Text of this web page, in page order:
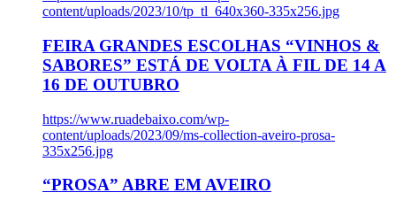
content/uploads/2023/10/tp_tl_640x360-335x256.jpg
FEIRA GRANDES ESCOLHAS “VINHOS &
SABORES” ESTÁ DE VOLTA À FIL DE 14 A
16 DE OUTUBRO
https://www.ruadebaixo.com/wp-
content/uploads/2023/09/ms-collection-aveiro-prosa-
335x256.jpg
“PROSA” ABRE EM AVEIRO